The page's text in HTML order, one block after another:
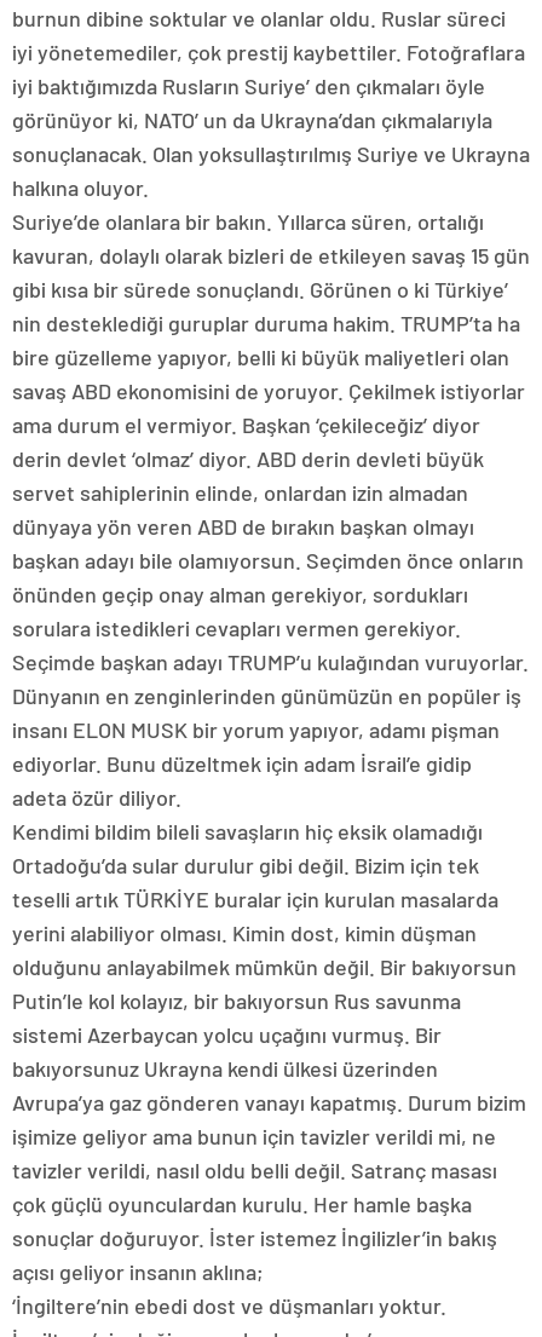
burnun dibine soktular ve olanlar oldu. Ruslar süreci
iyi yönetemediler, çok prestij kaybettiler. Fotoğraflara
iyi baktığımızda Rusların Suriye’ den çıkmaları öyle
görünüyor ki, NATO’ un da Ukrayna’dan çıkmalarıyla
sonuçlanacak. Olan yoksullaştırılmış Suriye ve Ukrayna
halkına oluyor.
Suriye’de olanlara bir bakın. Yıllarca süren, ortalığı
kavuran, dolaylı olarak bizleri de etkileyen savaş 15 gün
gibi kısa bir sürede sonuçlandı. Görünen o ki Türkiye’
nin desteklediği guruplar duruma hakim. TRUMP’ta ha
bire güzelleme yapıyor, belli ki büyük maliyetleri olan
savaş ABD ekonomisini de yoruyor. Çekilmek istiyorlar
ama durum el vermiyor. Başkan ‘çekileceğiz’ diyor
derin devlet ‘olmaz’ diyor. ABD derin devleti büyük
servet sahiplerinin elinde, onlardan izin almadan
dünyaya yön veren ABD de bırakın başkan olmayı
başkan adayı bile olamıyorsun. Seçimden önce onların
önünden geçip onay alman gerekiyor, sordukları
sorulara istedikleri cevapları vermen gerekiyor.
Seçimde başkan adayı TRUMP’u kulağından vuruyorlar.
Dünyanın en zenginlerinden günümüzün en popüler iş
insanı ELON MUSK bir yorum yapıyor, adamı pişman
ediyorlar. Bunu düzeltmek için adam İsrail’e gidip
adeta özür diliyor.
Kendimi bildim bileli savaşların hiç eksik olamadığı
Ortadoğu’da sular durulur gibi değil. Bizim için tek
teselli artık TÜRKİYE buralar için kurulan masalarda
yerini alabiliyor olması. Kimin dost, kimin düşman
olduğunu anlayabilmek mümkün değil. Bir bakıyorsun
Putin’le kol kolayız, bir bakıyorsun Rus savunma
sistemi Azerbaycan yolcu uçağını vurmuş. Bir
bakıyorsunuz Ukrayna kendi ülkesi üzerinden
Avrupa’ya gaz gönderen vanayı kapatmış. Durum bizim
işimize geliyor ama bunun için tavizler verildi mi, ne
tavizler verildi, nasıl oldu belli değil. Satranç masası
çok güçlü oyunculardan kurulu. Her hamle başka
sonuçlar doğuruyor. İster istemez İngilizler’in bakış
açısı geliyor insanın aklına;
‘İngiltere’nin ebedi dost ve düşmanları yoktur.